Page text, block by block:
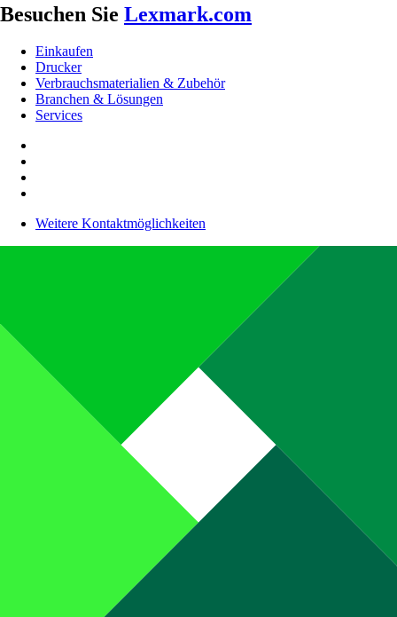
Besuchen Sie Lexmark.com
Einkaufen
Drucker
Verbrauchsmaterialien & Zubehör
Branchen & Lösungen
Services
Weitere Kontaktmöglichkeiten